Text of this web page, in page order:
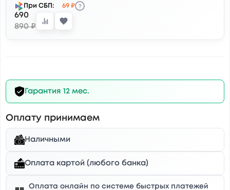
При СБП:
69 ₽ ?
690
890 ₽
Гарантия 12 мес.
Оплату принимаем
Наличными
Оплата картой (любого банка)
Оплата онлайн по системе быстрых платежей